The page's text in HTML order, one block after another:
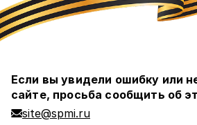
Если вы увидели ошибку или
сайте, просьба сообщить об
site@spmi.ru